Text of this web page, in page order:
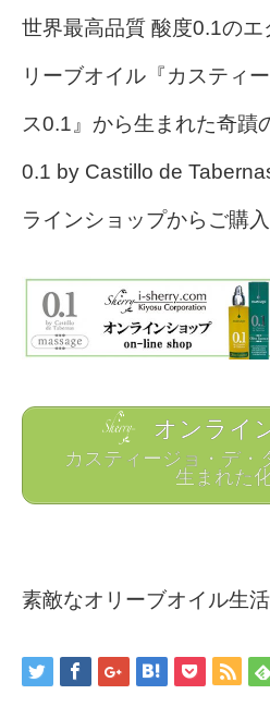
世界最高品質 酸度0.1の
リーブオイル『カスティ
ス0.1』から生まれた奇蹟
0.1 by Castillo de
ラインショップからご購入
オンライ
カスティージョ・デ・
生まれた
素敵なオリーブオイル生活